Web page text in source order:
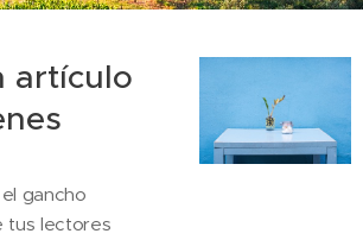
artículo
gancho
tus lectores